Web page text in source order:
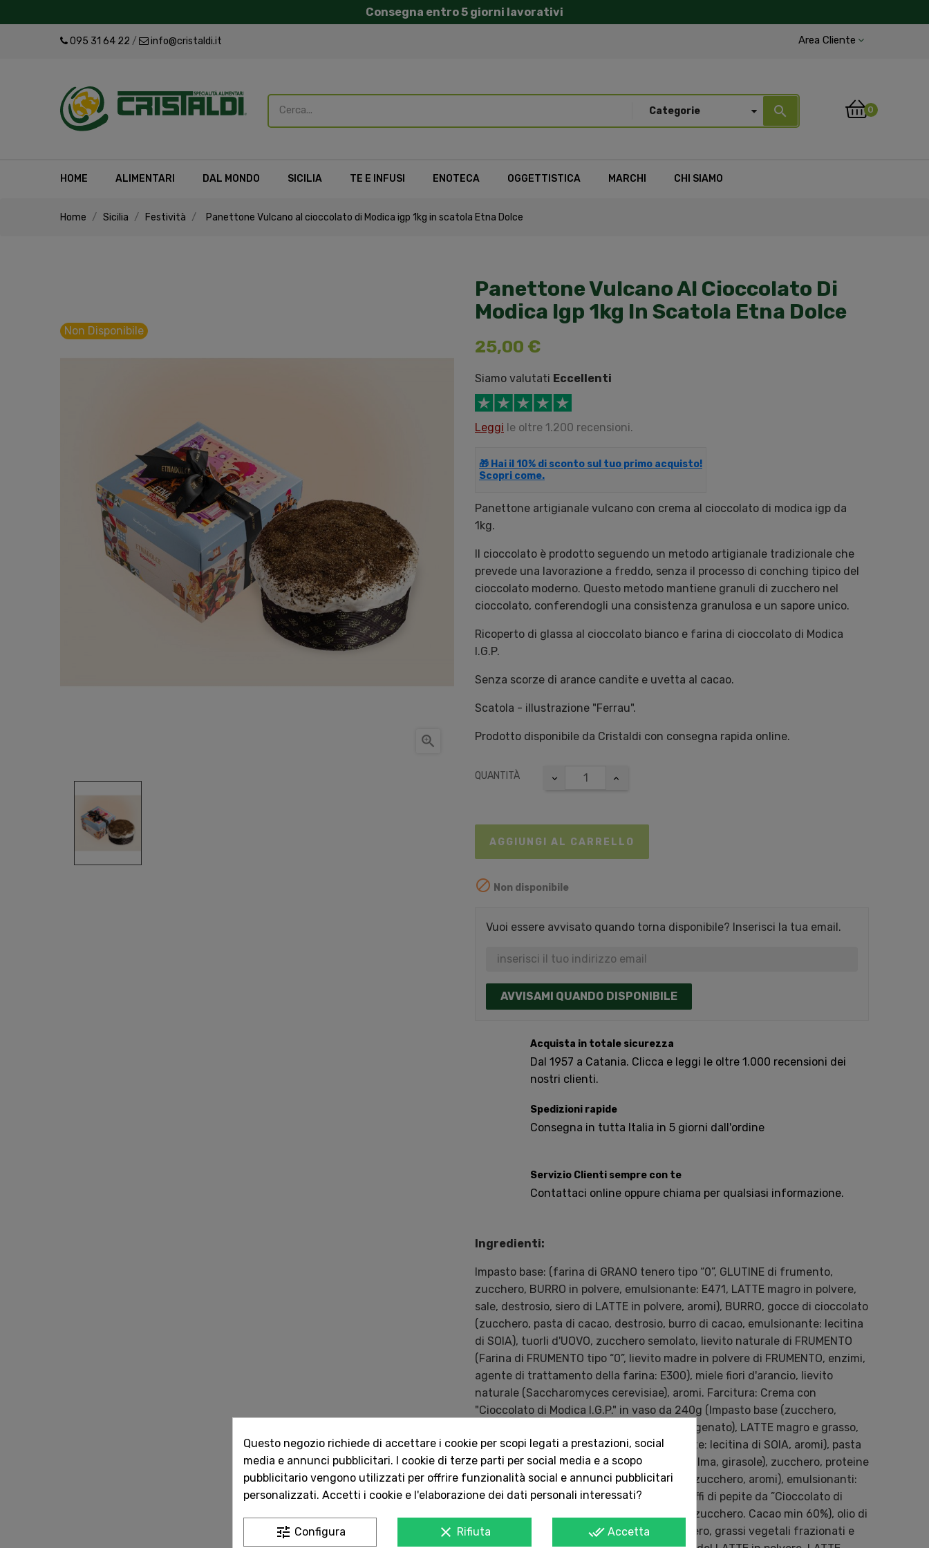
Consegna entro 5 giorni lavorativi
095 31 64 22 / info@cristaldi.it Area Cliente
Categorie search 0
HOME ALIMENTARI DAL MONDO SICILIA TE E INFUSI ENOTECA OGGETTISTICA MARCHI CHI SIAMO
Home Sicilia Festività Panettone Vulcano al cioccolato di Modica igp 1kg in scatola Etna Dolce
Non Disponibile

Panettone Vulcano Al Cioccolato Di
Modica Igp 1kg In Scatola Etna Dolce
25,00 €
Siamo valutati Eccellenti
Leggi le oltre 1.200 recensioni.
🎁 Hai il 10% di sconto sul tuo primo acquisto!
Scopri come.
Panettone artigianale vulcano con crema al cioccolato di modica igp da
1kg.
Il cioccolato è prodotto seguendo un metodo artigianale tradizionale che
prevede una lavorazione a freddo, senza il processo di conching tipico del
cioccolato moderno. Questo metodo mantiene granuli di zucchero nel
cioccolato, conferendogli una consistenza granulosa e un sapore unico.
Ricoperto di glassa al cioccolato bianco e farina di cioccolato di Modica
I.G.P.
Senza scorze di arance candite e uvetta al cacao.
Scatola - illustrazione "Ferrau".
Prodotto disponibile da Cristaldi con consegna rapida online.
QUANTITÀ
AGGIUNGI AL CARRELLO
 Non disponibile
Vuoi essere avvisato quando torna disponibile? Inserisci la tua email.
AVVISAMI QUANDO DISPONIBILE
Acquista in totale sicurezza
Dal 1957 a Catania. Clicca e leggi le oltre 1.000 recensioni dei
nostri clienti.
Spedizioni rapide
Consegna in tutta Italia in 5 giorni dall'ordine
Servizio Clienti sempre con te
Contattaci online oppure chiama per qualsiasi informazione.
Ingredienti:
Impasto base: (farina di GRANO tenero tipo “0”, GLUTINE di frumento,
zucchero, BURRO in polvere, emulsionante: E471, LATTE magro in polvere,
sale, destrosio, siero di LATTE in polvere, aromi), BURRO, gocce di cioccolato
( zucchero, pasta di cacao, destrosio, burro di cacao, emulsionante: lecitina
di SOIA), tuorli d'UOVO, zucchero semolato, lievito naturale di FRUMENTO
(Farina di FRUMENTO tipo “0”, lievito madre in polvere di FRUMENTO, enzimi,
agente di trattamento della farina: E300), miele fiori d'arancio, lievito
naturale (Saccharomyces cerevisiae), aromi. Farcitura: Crema con
"Cioccolato di Modica I.G.P." in vaso da 240g (Impasto base (zucchero,
grassi vegetali (girasole, palma, cocco idrogenato), LATTE magro e grasso,
burro di cacao, maltodestrine, emulsionante: lecitina di SOIA, aromi), pasta
al cioccolato (15%) (cacao, olio vegetale (palma, girasole), zucchero, proteine
di SOIA, cioccolato (cacao, burro di cacao, zucchero, aromi), emulsionanti:
E471, E322, aromi, antiossidante: E307), soffi di pepite da ”Cioccolato di
Modica I.G.P.” (10%) (pasta amara di cacao, zucchero. Cacao min 60%), olio di
girasole). Copertura: Glassa bianca (zucchero, grassi vegetali frazionati e
Questo negozio richiede di accettare i cookie per scopi legati a prestazioni, social
media e annunci pubblicitari. I cookie di terze parti per social media e a scopo
pubblicitario vengono utilizzati per offrire funzionalità social e annunci pubblicitari
personalizzati. Accetti i cookie e l'elaborazione dei dati personali interessati?
tune Configura clear Rifiuta done_all Accetta